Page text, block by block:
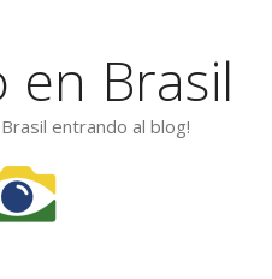
en Brasil
entrando al blog!